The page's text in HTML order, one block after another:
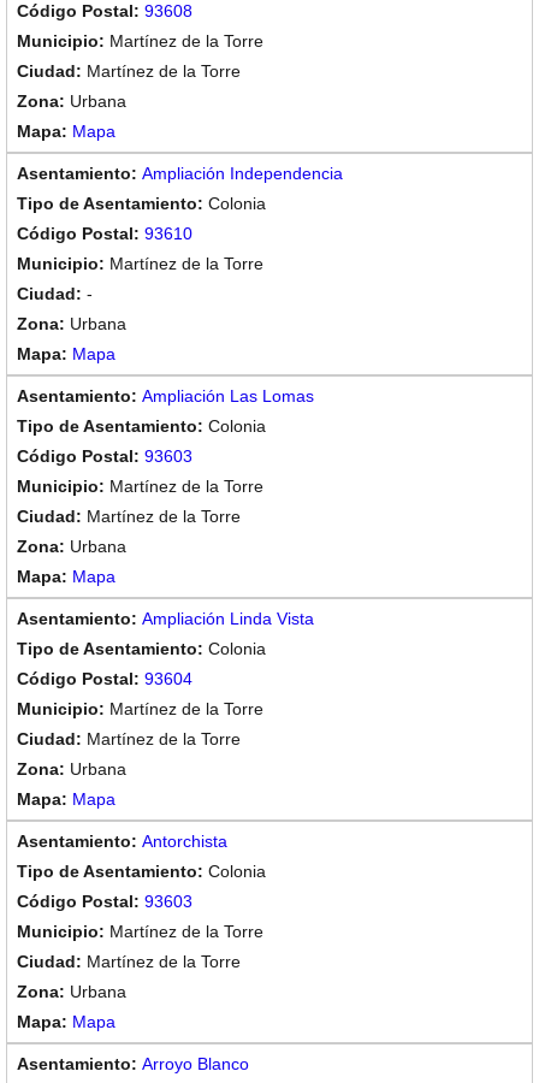
93608
Martínez de la Torre
Martínez de la Torre
Urbana
Mapa
Ampliación Independencia
Colonia
93610
Martínez de la Torre
-
Urbana
Mapa
Ampliación Las Lomas
Colonia
93603
Martínez de la Torre
Martínez de la Torre
Urbana
Mapa
Ampliación Linda Vista
Colonia
93604
Martínez de la Torre
Martínez de la Torre
Urbana
Mapa
Antorchista
Colonia
93603
Martínez de la Torre
Martínez de la Torre
Urbana
Mapa
Arroyo Blanco